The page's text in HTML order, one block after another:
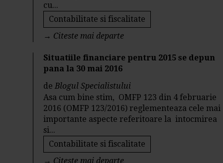
cu...
Contabilitate si fiscalitate
→ Citeste mai departe
Situatiile financiare pentru 2015 se depun
pana la 30 mai 2016
deBlogul Specialistului
Asa cum bine stim, OMFP 123 din 4 februarie
2016 (OMFP 123/2016) reglementeaza cele mai
importante aspecte referitoare la intocmirea
si...
Contabilitate si fiscalitate
→ Citeste mai departe